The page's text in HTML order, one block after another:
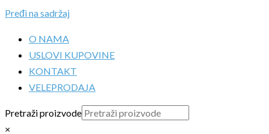
Pređi na sadržaj
O NAMA
USLOVI KUPOVINE
KONTAKT
VELEPRODAJA
Pretraži proizvode
×